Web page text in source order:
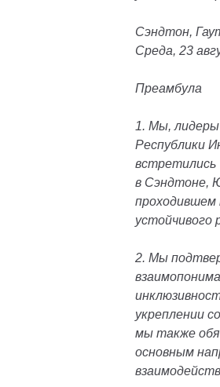
Сэндтон,
Среда, 23
Преамбула
1. Мы, лидеры
Республики
встретились
в Сэндтоне,
проходившем
устойчивого
2. Мы
укреплении
мы также
основным